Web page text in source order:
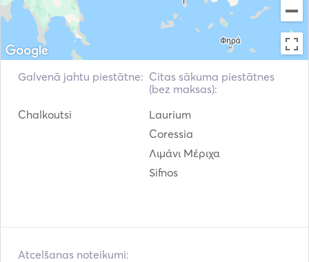
Galvenā jahtu piestātne:
Chalkoutsi
Citas sākuma piestātnes
(bez maksas):
Laurium
Coressia
Λιμάνι Μέριχα
Sifnos
Atcelšanas noteikumi: